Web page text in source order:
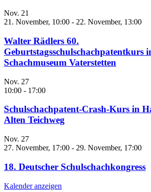
Nov. 21
21. November, 10:00 - 22. November, 13:00
Walter Rädlers 60.
Geburtstagsschulschachpatentkurs
Schachmuseum Vaterstetten
Nov. 27
10:00 - 17:00
Schulschachpatent-Crash-Kurs in
Alten Teichweg
Nov. 27
27. November, 17:00 - 29. November, 17:00
18. Deutscher Schulschachkongress
Kalender anzeigen